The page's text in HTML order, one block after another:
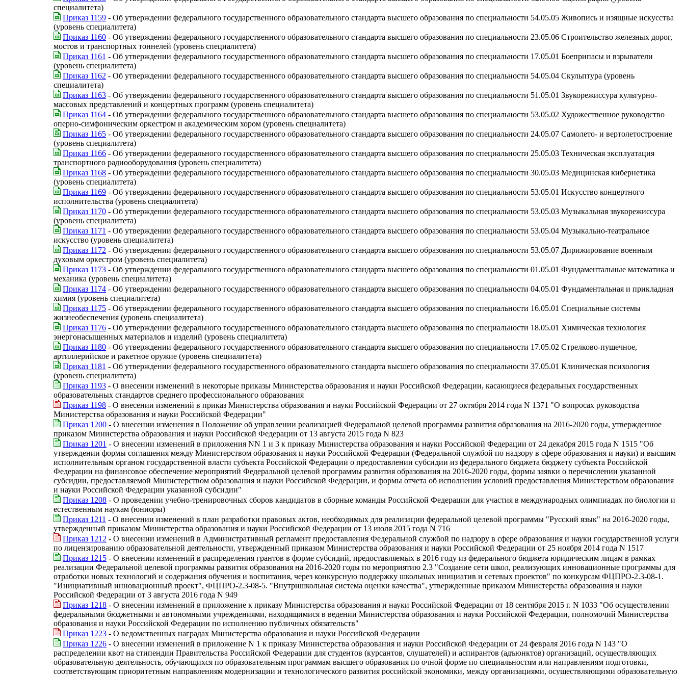
специалитета)
Приказ 1159 - Об утверждении федерального государственного образовательного стандарта высшего образования по специальности 54.05.05 Живопись и изящные искусства
(уровень специалитета)
Приказ 1160 - Об утверждении федерального государственного образовательного стандарта высшего образования по специальности 23.05.06 Строительство железных дорог,
мостов и транспортных тоннелей (уровень специалитета)
Приказ 1161 - Об утверждении федерального государственного образовательного стандарта высшего образования по специальности 17.05.01 Боеприпасы и взрыватели
(уровень специалитета)
Приказ 1162 - Об утверждении федерального государственного образовательного стандарта высшего образования по специальности 54.05.04 Скульптура (уровень
специалитета)
Приказ 1163 - Об утверждении федерального государственного образовательного стандарта высшего образования по специальности 51.05.01 Звукорежиссура культурно-
массовых представлений и концертных программ (уровень специалитета)
Приказ 1164 - Об утверждении федерального государственного образовательного стандарта высшего образования по специальности 53.05.02 Художественное руководство
оперно-симфоническим оркестром и академическим хором (уровень специалитета)
Приказ 1165 - Об утверждении федерального государственного образовательного стандарта высшего образования по специальности 24.05.07 Самолето- и вертолетостроение
(уровень специалитета)
Приказ 1166 - Об утверждении федерального государственного образовательного стандарта высшего образования по специальности 25.05.03 Техническая эксплуатация
транспортного радиооборудования (уровень специалитета)
Приказ 1168 - Об утверждении федерального государственного образовательного стандарта высшего образования по специальности 30.05.03 Медицинская кибернетика
(уровень специалитета)
Приказ 1169 - Об утверждении федерального государственного образовательного стандарта высшего образования по специальности 53.05.01 Искусство концертного
исполнительства (уровень специалитета)
Приказ 1170 - Об утверждении федерального государственного образовательного стандарта высшего образования по специальности 53.05.03 Музыкальная звукорежиссура
(уровень специалитета)
Приказ 1171 - Об утверждении федерального государственного образовательного стандарта высшего образования по специальности 53.05.04 Музыкально-театральное
искусство (уровень специалитета)
Приказ 1172 - Об утверждении федерального государственного образовательного стандарта высшего образования по специальности 53.05.07 Дирижирование военным
духовым оркестром (уровень специалитета)
Приказ 1173 - Об утверждении федерального государственного образовательного стандарта высшего образования по специальности 01.05.01 Фундаментальные математика и
механика (уровень специалитета)
Приказ 1174 - Об утверждении федерального государственного образовательного стандарта высшего образования по специальности 04.05.01 Фундаментальная и прикладная
химия (уровень специалитета)
Приказ 1175 - Об утверждении федерального государственного образовательного стандарта высшего образования по специальности 16.05.01 Специальные системы
жизнеобеспечения (уровень специалитета)
Приказ 1176 - Об утверждении федерального государственного образовательного стандарта высшего образования по специальности 18.05.01 Химическая технология
энергонасыщенных материалов и изделий (уровень специалитета)
Приказ 1180 - Об утверждении федерального государственного образовательного стандарта высшего образования по специальности 17.05.02 Стрелково-пушечное,
артиллерийское и ракетное оружие (уровень специалитета)
Приказ 1181 - Об утверждении федерального государственного образовательного стандарта высшего образования по специальности 37.05.01 Клиническая психология
(уровень специалитета)
Приказ 1193 - О внесении изменений в некоторые приказы Министерства образования и науки Российской Федерации, касающиеся федеральных государственных
образовательных стандартов среднего профессионального образования
Приказ 1198 - О внесении изменений в приказ Министерства образования и науки Российской Федерации от 27 октября 2014 года N 1371 "О вопросах руководства
Министерства образования и науки Российской Федерации"
Приказ 1200 - О внесении изменения в Положение об управлении реализацией Федеральной целевой программы развития образования на 2016-2020 годы, утвержденное
приказом Министерства образования и науки Российской Федерации от 13 августа 2015 года N 823
Приказ 1201 - О внесении изменений в приложения NN 1 и 3 к приказу Министерства образования и науки Российской Федерации от 24 декабря 2015 года N 1515 "Об
утверждении формы соглашения между Министерством образования и науки Российской Федерации (Федеральной службой по надзору в сфере образования и науки) и высшим
исполнительным органом государственной власти субъекта Российской Федерации о предоставлении субсидии из федерального бюджета бюджету субъекта Российской
Федерации на финансовое обеспечение мероприятий Федеральной целевой программы развития образования на 2016-2020 годы, формы заявки о перечислении указанной
субсидии, предоставляемой Министерством образования и науки Российской Федерации, и формы отчета об исполнении условий предоставления Министерством образования
и науки Российской Федерации указанной субсидии"
Приказ 1208 - О проведении учебно-тренировочных сборов кандидатов в сборные команды Российской Федерации для участия в международных олимпиадах по биологии и
естественным наукам (юниоры)
Приказ 1211 - О внесении изменений в план разработки правовых актов, необходимых для реализации федеральной целевой программы "Русский язык" на 2016-2020 годы,
утвержденный приказом Министерства образования и науки Российской Федерации от 13 июля 2015 года N 716
Приказ 1212 - О внесении изменений в Административный регламент предоставления Федеральной службой по надзору в сфере образования и науки государственной услуги
по лицензированию образовательной деятельности, утвержденный приказом Министерства образования и науки Российской Федерации от 25 ноября 2014 года N 1517
Приказ 1215 - О внесении изменений в распределения грантов в форме субсидий, предоставляемых в 2016 году из федерального бюджета юридическим лицам в рамках
реализации Федеральной целевой программы развития образования на 2016-2020 годы по мероприятию 2.3 "Создание сети школ, реализующих инновационные программы для
отработки новых технологий и содержания обучения и воспитания, через конкурсную поддержку школьных инициатив и сетевых проектов" по конкурсам ФЦПРО-2.3-08-1.
"Инициативный инновационный проект", ФЦПРО-2.3-08-5. "Внутришкольная система оценки качества", утвержденные приказом Министерства образования и науки
Российской Федерации от 3 августа 2016 года N 949
Приказ 1218 - О внесении изменений в приложение к приказу Министерства образования и науки Российской Федерации от 18 сентября 2015 г. N 1033 "Об осуществлении
федеральными бюджетными и автономными учреждениями, находящимися в ведении Министерства образования и науки Российской Федерации, полномочий Министерства
образования и науки Российской Федерации по исполнению публичных обязательств"
Приказ 1223 - О ведомственных наградах Министерства образования и науки Российской Федерации
Приказ 1226 - О внесении изменений в приложение N 1 к приказу Министерства образования и науки Российской Федерации от 24 февраля 2016 года N 143 "О
распределении квот на стипендии Правительства Российской Федерации для студентов (курсантов, слушателей) и аспирантов (адъюнктов) организаций, осуществляющих
образовательную деятельность, обучающихся по образовательным программам высшего образования по очной форме по специальностям или направлениям подготовки,
соответствующим приоритетным направлениям модернизации и технологического развития российской экономики, между организациями, осуществляющими образовательную